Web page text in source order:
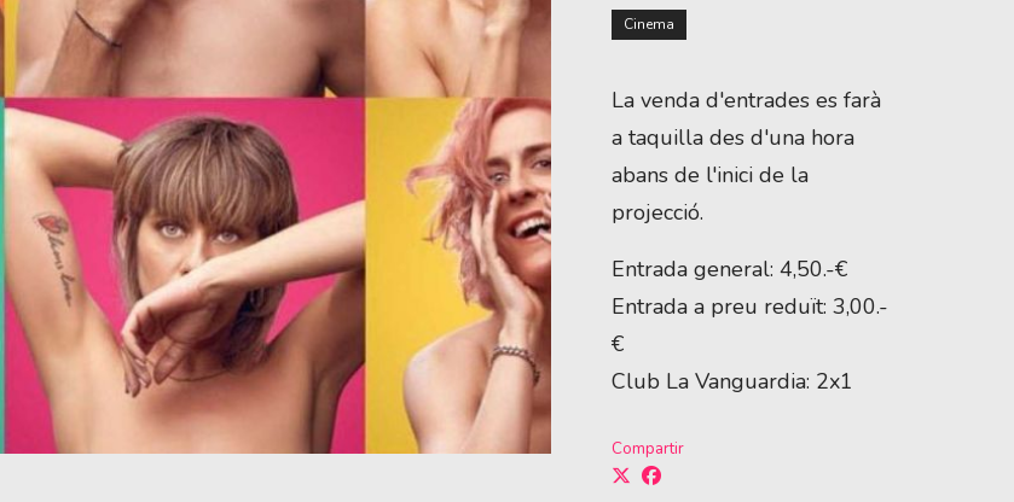
Cinema
La venda d'entrades es farà
a taquilla des d'una hora
abans de l'inici de la
projecció.
Entrada general: 4,50.-€
Entrada a preu reduït: 3,00.-
€
Club La Vanguardia: 2x1
Compartir